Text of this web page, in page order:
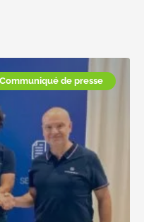
Communiqué de presse